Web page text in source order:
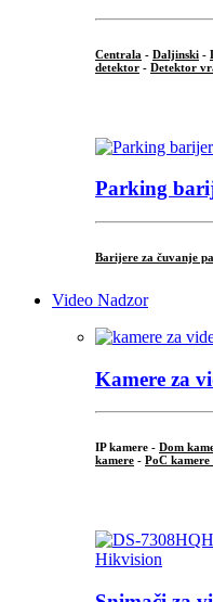
Centrala - Daljinski -
detektor - Detektor
Parking
Barijere za čuvanje
Video Nadzor
Kamere za
IP kamere - Dom
kamere - PoC kamere